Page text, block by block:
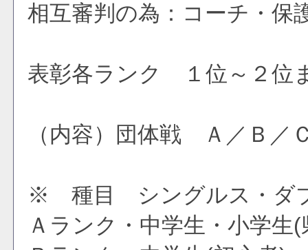
相互審判の為：コーチ・保
表彰各ランク １位～２位
（内容）団体戦 Ａ／Ｂ
※ 種目 シングルス・ダ
Ａランク・中学生・小学